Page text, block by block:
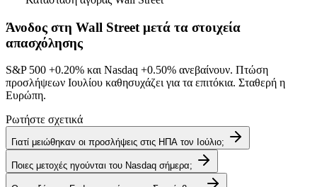
Άνοδος στη Wall Street μετά τα στοιχεία
απασχόλησης
S&P 500 +0.20% και Nasdaq +0.50% ανεβαίνουν. Πτώση
προσλήψεων Ιουλίου καθησυχάζει για τα επιτόκια. Σταθερή η
Ευρώπη.
Ρωτήστε σχετικά
Γιατί μειώθηκαν οι προσλήψεις στις ΗΠΑ τον Ιούλιο;
Ποιες μετοχές ηγούνται του Nasdaq σήμερα;